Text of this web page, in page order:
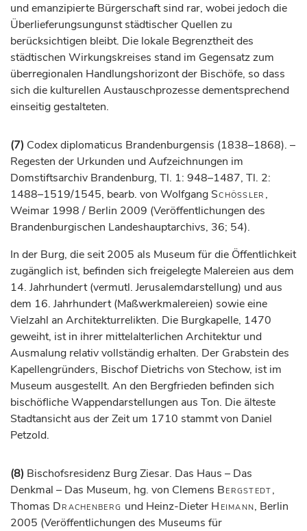
und emanzipierte Bürgerschaft sind rar, wobei jedoch die
Überlieferungsungunst städtischer Quellen zu
berücksichtigen bleibt. Die lokale Begrenztheit des
städtischen Wirkungskreises stand im Gegensatz zum
überregionalen Handlungshorizont der Bischöfe, so dass
sich die kulturellen Austauschprozesse dementsprechend
einseitig gestalteten.
(7) Codex diplomaticus Brandenburgensis (1838–1868). –
Regesten der Urkunden und Aufzeichnungen im
Domstiftsarchiv Brandenburg, Tl. 1: 948–1487, Tl. 2:
1488–1519/1545, bearb. von Wolfgang Schössler,
Weimar 1998 / Berlin 2009 (Veröffentlichungen des
Brandenburgischen Landeshauptarchivs, 36; 54).
In der Burg, die seit 2005 als Museum für die Öffentlichkeit
zugänglich ist, befinden sich freigelegte Malereien aus dem
14. Jahrhundert (vermutl. Jerusalemdarstellung) und aus
dem 16. Jahrhundert (Maßwerkmalereien) sowie eine
Vielzahl an Architekturrelikten. Die Burgkapelle, 1470
geweiht, ist in ihrer mittelalterlichen Architektur und
Ausmalung relativ vollständig erhalten. Der Grabstein des
Kapellengründers, Bischof Dietrichs von Stechow, ist im
Museum ausgestellt. An den Bergfrieden befinden sich
bischöfliche Wappendarstellungen aus Ton. Die älteste
Stadtansicht aus der Zeit um 1710 stammt von Daniel
Petzold.
(8) Bischofsresidenz Burg Ziesar. Das Haus – Das
Denkmal – Das Museum, hg. von Clemens Bergstedt,
Thomas Drachenberg und Heinz-Dieter Heimann, Berlin
2005 (Veröffentlichungen des Museums für